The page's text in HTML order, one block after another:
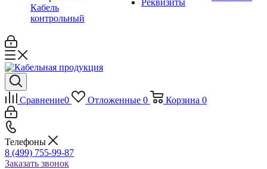
Кабель
контрольный
Реквизиты
Сравнение0 Отложенные 0 Корзина 0
Телефоны
8 (499) 755-99-87
Заказать звонок